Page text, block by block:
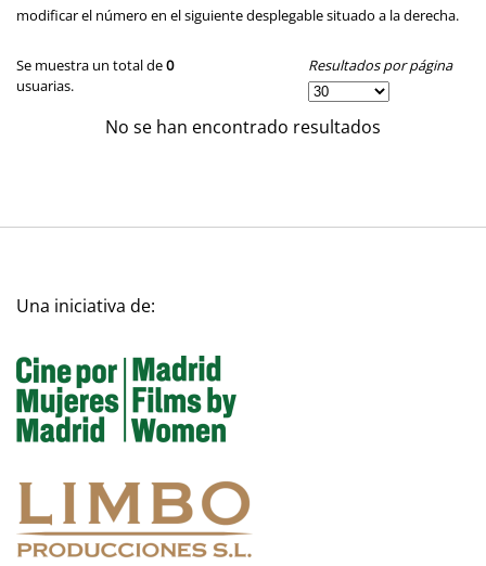
modificar el número en el siguiente desplegable situado a la derecha.
Se muestra un total de0
usuarias.
Resultados por página
No se han encontrado resultados
Una iniciativa de: